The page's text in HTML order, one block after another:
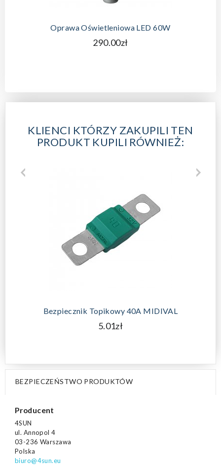
Oprawa Oświetleniowa LED 60W
290.00zł
KLIENCI KTÓRZY ZAKUPILI TEN
PRODUKT KUPILI RÓWNIEŻ:
Bezpiecznik Topikowy 40A MIDIVAL
5.01zł
BEZPIECZEŃSTWO PRODUKTÓW
Producent
4SUN
ul. Annopol 4
03-236 Warszawa
Polska
biuro@4sun.eu